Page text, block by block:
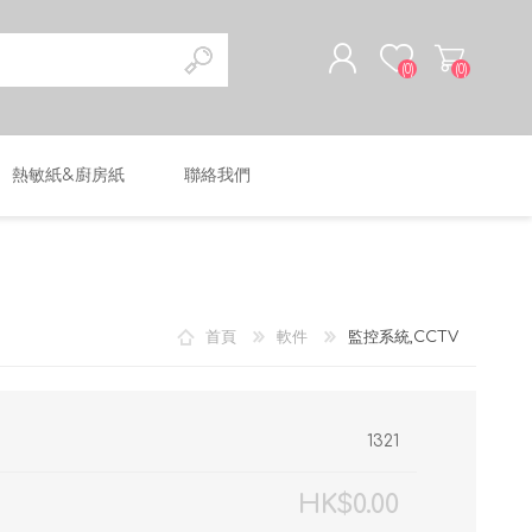
(0) (0)
熱敏紙&廚房紙 聯絡我們
首頁 軟件 監控系統,CCTV
1321
HK$0.00